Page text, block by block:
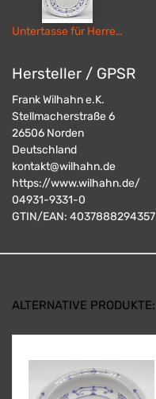
Untertasse für Herrenbecher (Indisch-Blau-OL)
Hersteller / GPSR
Frank Wilhahn e.K.
Stellmacherstraße 6
26506 Norden
Deutschland
kontakt@wilhahn.de
https://www.wilhahn.de/
04931-9331-0
GTIN/EAN: 4037888294357
ALTERNATIVE PRODUKTE: